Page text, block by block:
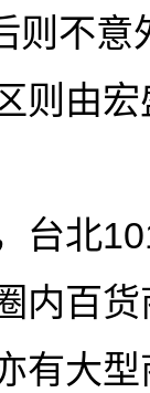
则不
则由
台北
内百
有大